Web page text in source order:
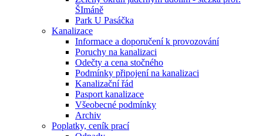
ŠImáně
Park U Pasáčka
Kanalizace
Informace a doporučení k provozování
Poruchy na kanalizaci
Odečty a cena stočného
Podmínky připojení na kanalizaci
Kanalizační řád
Pasport kanalizace
Všeobecné podmínky
Archiv
Poplatky, ceník prací